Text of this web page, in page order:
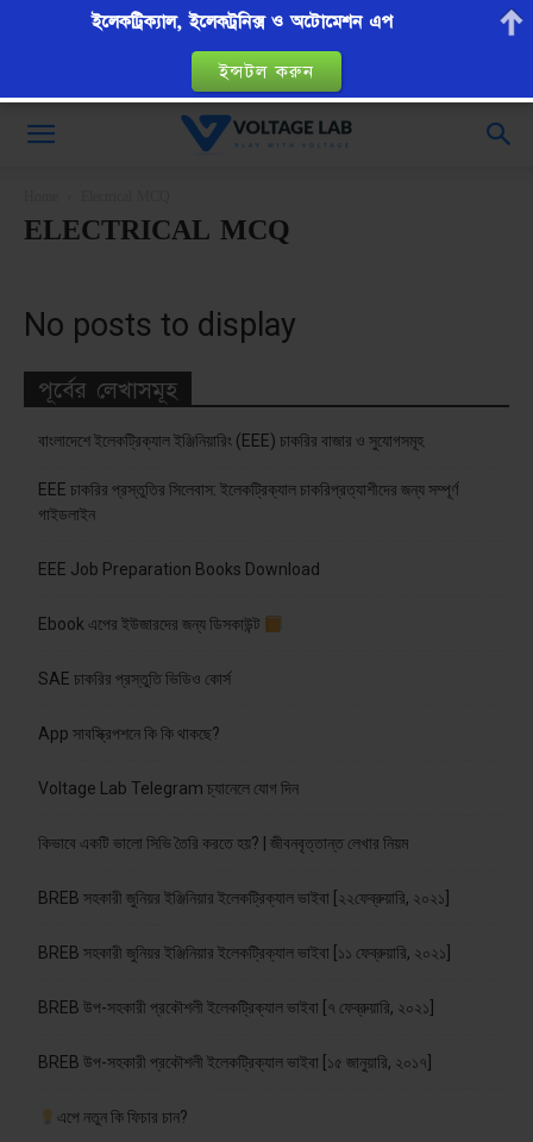
VoltageLab
ELECTRICAL MCQ
No posts to display
পূর্বের লেখাসমূহ
বাংলাদেশে ইলেকট্রিক্যাল ইঞ্জিনিয়ারিং (EEE) চাকরির বাজার ও সুযোগসমূহ
EEE চাকরির প্রস্তুতির সিলেবাস: ইলেকট্রিক্যাল চাকরিপ্রত্যাশীদের জন্য সম্পূর্ণ
গাইডলাইন
EEE Job Preparation Books Download
Ebook এপের ইউজারদের জন্য ডিসকাউন্ট
SAE চাকরির প্রস্তুতি ভিডিও কোর্স
App সাবস্ক্রিপশনে কি কি থাকছে?
Voltage Lab Telegram চ্যানেলে যোগ দিন
কিভাবে একটি ভালো সিভি তৈরি করতে হয়? | জীবনবৃত্তান্ত লেখার নিয়ম
BREB সহকারী জুনিয়র ইঞ্জিনিয়ার ইলেকট্রিক্যাল ভাইবা [২২ফেব্রুয়ারি, ২০২১]
BREB সহকারী জুনিয়র ইঞ্জিনিয়ার ইলেকট্রিক্যাল ভাইবা [১১ ফেব্রুয়ারি, ২০২১]
BREB উপ-সহকারী প্রকৌশলী ইলেকট্রিক্যাল ভাইবা [৭ ফেব্রুয়ারি, ২০২১]
BREB উপ-সহকারী প্রকৌশলী ইলেকট্রিক্যাল ভাইবা [১৫ জানুয়ারি, ২০১৭]
এপে নতুন কি ফিচার চান?
ইলেকট্রিক্যাল, ইলেকট্রনিক্স ও অটোমেশন এপ
ইন্সটল করুন